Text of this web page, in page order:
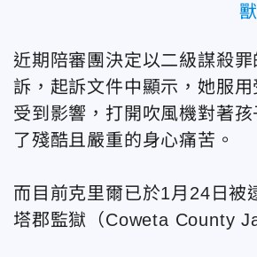
近期陪審團決定以二級謀殺
訴，起訴文件中顯示，她服
受到影響，打開吹風機對著
了殘酷且嚴重的身心痛苦。
而目前克里爾已於1月24日被
塔郡監獄（Coweta County